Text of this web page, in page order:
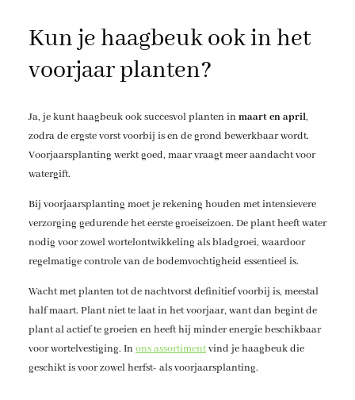
Kun je haagbeuk ook in het
voorjaar planten?
Ja, je kunt haagbeuk ook succesvol planten inmaart en april,
zodra de ergste vorst voorbij is en de grond bewerkbaar wordt.
Voorjaarsplanting werkt goed, maar vraagt meer aandacht voor
watergift.
Bij voorjaarsplanting moet je rekening houden met intensievere
verzorging gedurende het eerste groeiseizoen. De plant heeft water
nodig voor zowel wortelontwikkeling als bladgroei, waardoor
regelmatige controle van de bodemvochtigheid essentieel is.
Wacht met planten tot de nachtvorst definitief voorbij is, meestal
half maart. Plant niet te laat in het voorjaar, want dan begint de
plant al actief te groeien en heeft hij minder energie beschikbaar
voor wortelvestiging. Inons assortimentvind je haagbeuk die
geschikt is voor zowel herfst- als voorjaarsplanting.